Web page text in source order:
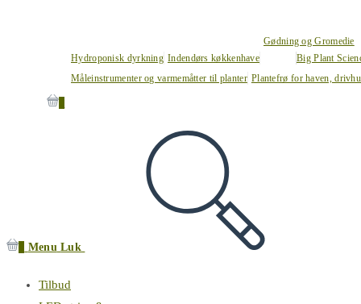
Hydroponisk dyrkning Indendørs køkkenhave
Gødning og Gromedie
Big Plant
Måleinstrumenter og varmemåtter til planter Plantefrø for haven,
Menu Luk
Tilbud